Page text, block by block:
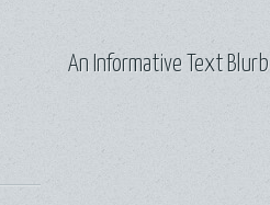
An Informative Text Blurb